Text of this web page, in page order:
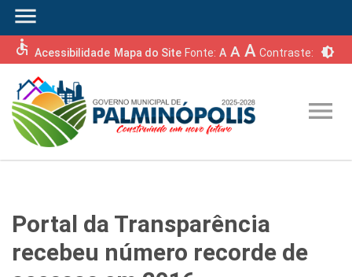
menu
accessible Acessibilidade Mapa do Site Fonte: A A A Contraste: brightness_6
menu
Portal da Transparência
recebeu número recorde de